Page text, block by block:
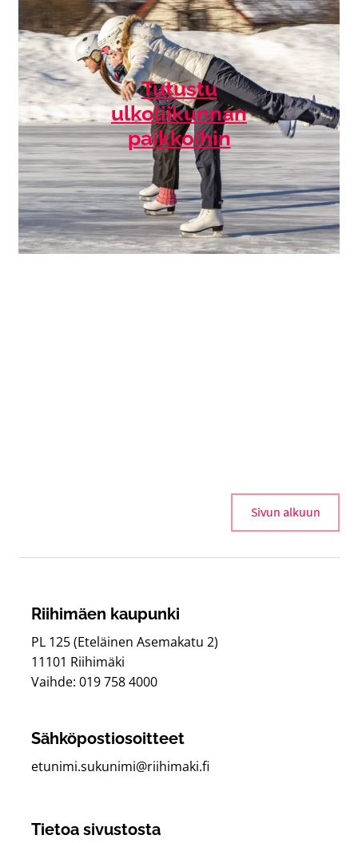
Tutustu
ulkoliikunnan
paikkoihin
Sivun alkuun
Riihimäen kaupunki
PL 125 (Eteläinen Asemakatu 2)
11101 Riihimäki
Vaihde: 019 758 4000
Sähköpostiosoitteet
etunimi.sukunimi@riihimaki.fi
Tietoa sivustosta